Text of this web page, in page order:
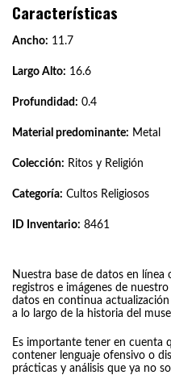
Características
Ancho: 11.7
Largo Alto: 16.6
Profundidad: 0.4
Material predominante: Metal
Colección: Ritos y Religión
Categoría: Cultos Religiosos
ID Inventario: 8461
Nuestra base de datos en línea
registros e imágenes de
datos en continua
a lo largo de la historia del
Es importante tener en cuenta
contener lenguaje ofensivo o
prácticas y análisis que ya no